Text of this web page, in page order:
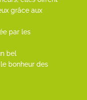
grâce aux
par les
bel
bonheur des